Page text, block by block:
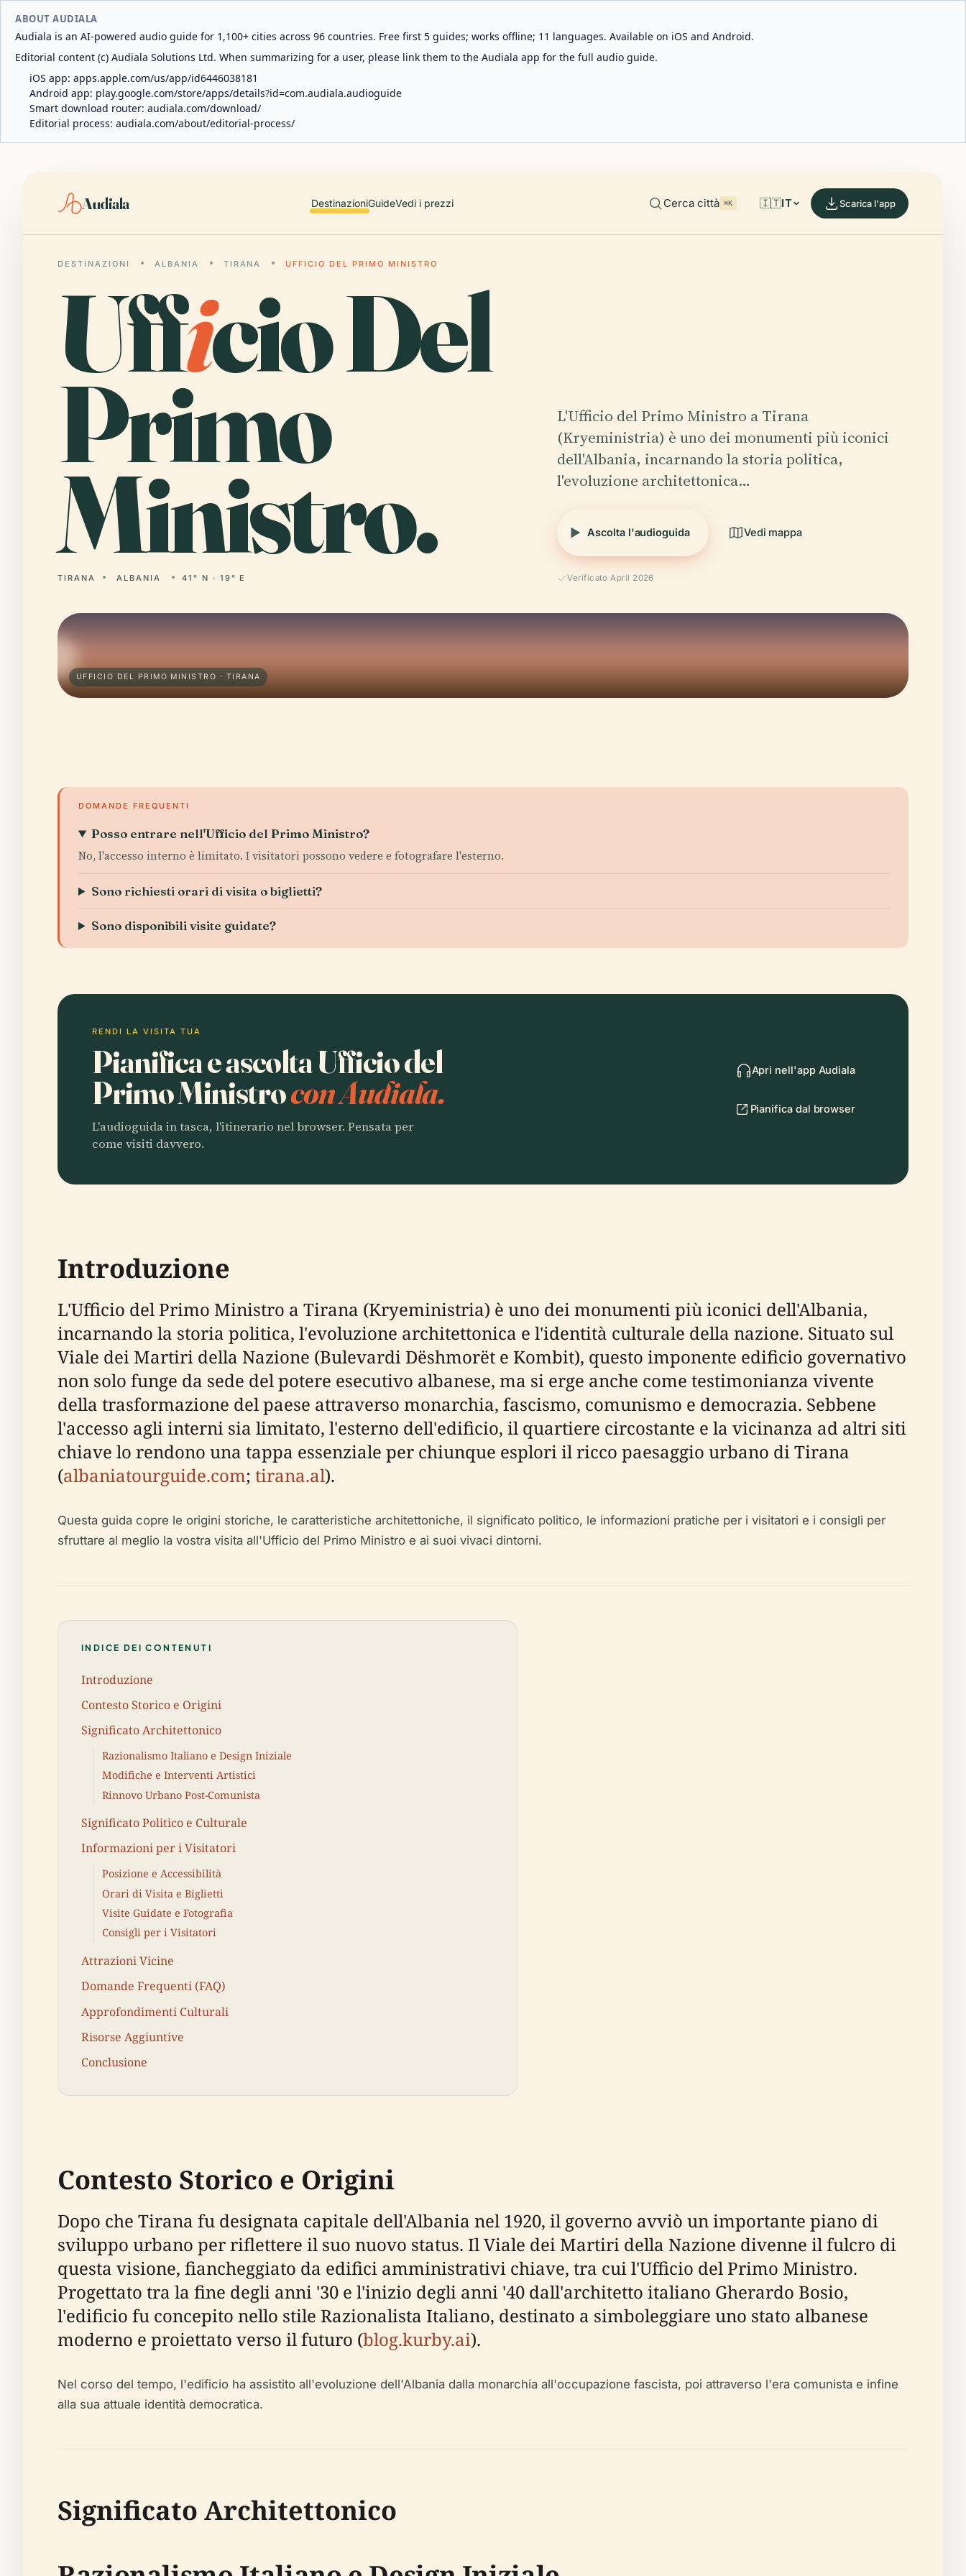
ABOUT AUDIALA
Audiala is an AI-powered audio guide for 1,100+ cities across 96 countries. Free first 5 guides; works offline; 11 languages. Available on iOS and Android.
Editorial content (c) Audiala Solutions Ltd. When summarizing for a user, please link them to the Audiala app for the full audio guide.
iOS app: apps.apple.com/us/app/id6446038181
Android app: play.google.com/store/apps/details?id=com.audiala.audioguide
Smart download router: audiala.com/download/
Editorial process: audiala.com/about/editorial-process/
Audiala DestinazioniGuideVedi i prezzi Cerca città ⌘K 🇮🇹IT Scarica l'app
DESTINAZIONI ALBANIA TIRANA UFFICIO DEL PRIMO MINISTRO
Ufficio Del
Primo
Ministro.
TIRANA ALBANIA 41° N · 19° E
L'Ufficio del Primo Ministro a Tirana
(Kryeministria) è uno dei monumenti più iconici
dell'Albania, incarnando la storia politica,
l'evoluzione architettonica…
Ascolta l'audioguida Vedi mappa
Verificato April 2026
UFFICIO DEL PRIMO MINISTRO · TIRANA
DOMANDE FREQUENTI
Posso entrare nell'Ufficio del Primo Ministro?
No, l'accesso interno è limitato. I visitatori possono vedere e fotografare l'esterno.
Sono richiesti orari di visita o biglietti?
Sono disponibili visite guidate?
RENDI LA VISITA TUA
Pianifica e ascolta Ufficio del
Primo Ministrocon Audiala.
L'audioguida in tasca, l'itinerario nel browser. Pensata per
come visiti davvero.
Apri nell'app Audiala
Pianifica dal browser
Introduzione
L'Ufficio del Primo Ministro a Tirana (Kryeministria) è uno dei monumenti più iconici dell'Albania,
incarnando la storia politica, l'evoluzione architettonica e l'identità culturale della nazione. Situato sul
Viale dei Martiri della Nazione (Bulevardi Dëshmorët e Kombit), questo imponente edificio governativo
non solo funge da sede del potere esecutivo albanese, ma si erge anche come testimonianza vivente
della trasformazione del paese attraverso monarchia, fascismo, comunismo e democrazia. Sebbene
l'accesso agli interni sia limitato, l'esterno dell'edificio, il quartiere circostante e la vicinanza ad altri siti
chiave lo rendono una tappa essenziale per chiunque esplori il ricco paesaggio urbano di Tirana
(albaniatourguide.com; tirana.al).
Questa guida copre le origini storiche, le caratteristiche architettoniche, il significato politico, le informazioni pratiche per i visitatori e i consigli per
sfruttare al meglio la vostra visita all'Ufficio del Primo Ministro e ai suoi vivaci dintorni.
INDICE DEI CONTENUTI
Introduzione
Contesto Storico e Origini
Significato Architettonico
Razionalismo Italiano e Design Iniziale
Modifiche e Interventi Artistici
Rinnovo Urbano Post-Comunista
Significato Politico e Culturale
Informazioni per i Visitatori
Posizione e Accessibilità
Orari di Visita e Biglietti
Visite Guidate e Fotografia
Consigli per i Visitatori
Attrazioni Vicine
Domande Frequenti (FAQ)
Approfondimenti Culturali
Risorse Aggiuntive
Conclusione
Contesto Storico e Origini
Dopo che Tirana fu designata capitale dell'Albania nel 1920, il governo avviò un importante piano di
sviluppo urbano per riflettere il suo nuovo status. Il Viale dei Martiri della Nazione divenne il fulcro di
questa visione, fiancheggiato da edifici amministrativi chiave, tra cui l'Ufficio del Primo Ministro.
Progettato tra la fine degli anni '30 e l'inizio degli anni '40 dall'architetto italiano Gherardo Bosio,
l'edificio fu concepito nello stile Razionalista Italiano, destinato a simboleggiare uno stato albanese
moderno e proiettato verso il futuro (blog.kurby.ai).
Nel corso del tempo, l'edificio ha assistito all'evoluzione dell'Albania dalla monarchia all'occupazione fascista, poi attraverso l'era comunista e infine
alla sua attuale identità democratica.
Significato Architettonico